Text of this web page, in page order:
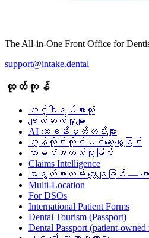
The All-in-One Front Office for
support@intake.dental
ထုတ်ကုန်
အင်္ဂါရပ်အားလုံး
ချိတ်ဆက်မှုများ
AI ဆေးခန်းမှတ်တမ်းများ
အွန်လိုင်းတိုင်ပင်ဆွေးနွေးခြင်း
အာမခံအတည်ပြုခြင်း
Claims Intelligence
စာရွက်စာတမ်း လျှော့ချခြင်း —
Multi-Location
For DSOs
International Patient Forms
Dental Tourism (Passport)
Dental Passport (patient-owned